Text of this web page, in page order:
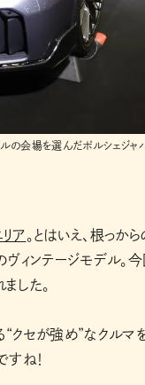
の会場を選んだポルシェジャ
ア。とはいえ、根っから
ヴィンテージモデル。
した。
クセが強め”なクルマ
すね！